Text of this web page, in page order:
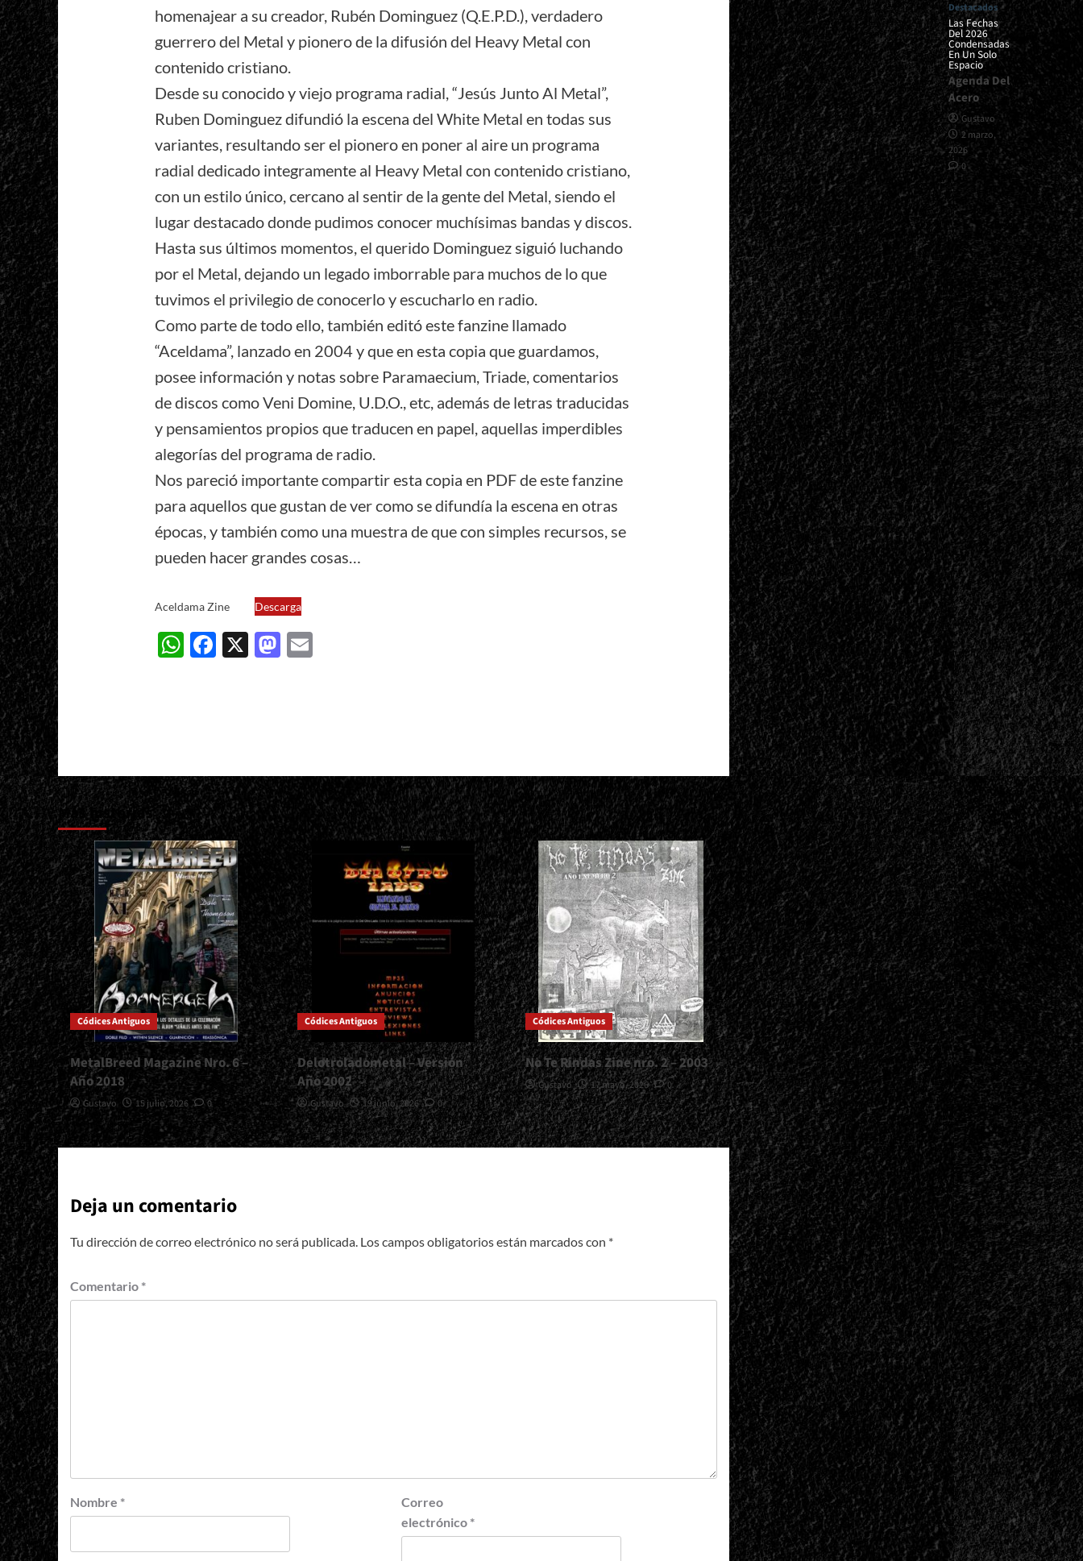
homenajear a su creador, Rubén Dominguez (Q.E.P.D.), verdadero
guerrero del Metal y pionero de la difusión del Heavy Metal con
contenido cristiano.
Desde su conocido y viejo programa radial, “Jesús Junto Al Metal”,
Ruben Dominguez difundió la escena del White Metal en todas sus
variantes, resultando ser el pionero en poner al aire un programa
radial dedicado integramente al Heavy Metal con contenido cristiano,
con un estilo único, cercano al sentir de la gente del Metal, siendo el
lugar destacado donde pudimos conocer muchísimas bandas y discos.
Hasta sus últimos momentos, el querido Dominguez siguió luchando
por el Metal, dejando un legado imborrable para muchos de lo que
tuvimos el privilegio de conocerlo y escucharlo en radio.
Como parte de todo ello, también editó este fanzine llamado
“Aceldama”, lanzado en 2004 y que en esta copia que guardamos,
posee información y notas sobre Paramaecium, Triade, comentarios
de discos como Veni Domine, U.D.O., etc, además de letras traducidas
y pensamientos propios que traducen en papel, aquellas imperdibles
alegorías del programa de radio.
Nos pareció importante compartir esta copia en PDF de este fanzine
para aquellos que gustan de ver como se difundía la escena en otras
épocas, y también como una muestra de que con simples recursos, se
pueden hacer grandes cosas…
Aceldama Zine Descarga
WhatsApp
Facebook
X Mastodon
Más historias
Códices Antiguos
MetalBreed Magazine Nro. 6 –
Año 2018
Gustavo 15 julio, 2026 0
Códices Antiguos
Delotroladometal – Versión
Año 2002
Gustavo 19 junio, 2026 0
Códices Antiguos
No Te Rindas Zine nro. 2 – 2003
Gustavo 17 mayo, 2026 0
Deja un comentario
Tu dirección de correo electrónico no será publicada. Los campos obligatorios están marcados con *
Comentario *
Nombre *
Correo
electrónico *
Destacados
Las Fechas
Del 2026
Condensadas
En Un Solo
Espacio
Agenda Del
Acero
Gustavo
2 marzo,
2026
0